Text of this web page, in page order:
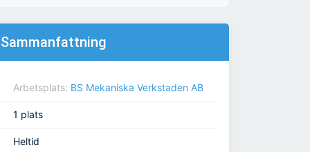
Sammanfattning
Arbetsplats: BS Mekaniska Verkstaden AB
1 plats
Heltid